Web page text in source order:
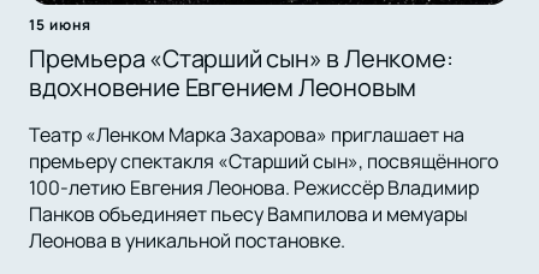
15 июня
Премьера «Старший сын» в Ленкоме:
вдохновение Евгением Леоновым
Театр «Ленком Марка Захарова» приглашает на
премьеру спектакля «Старший сын», посвящённого
100-летию Евгения Леонова. Режиссёр Владимир
Панков объединяет пьесу Вампилова и мемуары
Леонова в уникальной постановке.